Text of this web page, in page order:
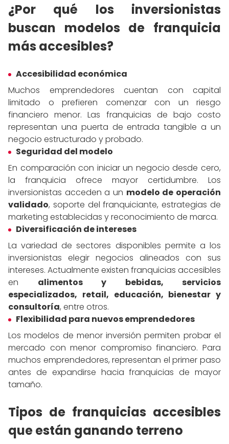
¿Por qué los inversionistas
buscan modelos de franquicia
más accesibles?
Accesibilidad económica
Muchos emprendedores cuentan con capital
limitado o prefieren comenzar con un riesgo
financiero menor. Las franquicias de bajo costo
representan una puerta de entrada tangible a un
negocio estructurado y probado.
Seguridad del modelo
En comparación con iniciar un negocio desde cero,
la franquicia ofrece mayor certidumbre. Los
inversionistas acceden a un modelo de operación
validado, soporte del franquiciante, estrategias de
marketing establecidas y reconocimiento de marca.
Diversificación de intereses
La variedad de sectores disponibles permite a los
inversionistas elegir negocios alineados con sus
intereses. Actualmente existen franquicias accesibles
en alimentos y bebidas, servicios
especializados, retail, educación, bienestar y
consultoría, entre otros.
Flexibilidad para nuevos emprendedores
Los modelos de menor inversión permiten probar el
mercado con menor compromiso financiero. Para
muchos emprendedores, representan el primer paso
antes de expandirse hacia franquicias de mayor
tamaño.
Tipos de franquicias accesibles
que están ganando terreno